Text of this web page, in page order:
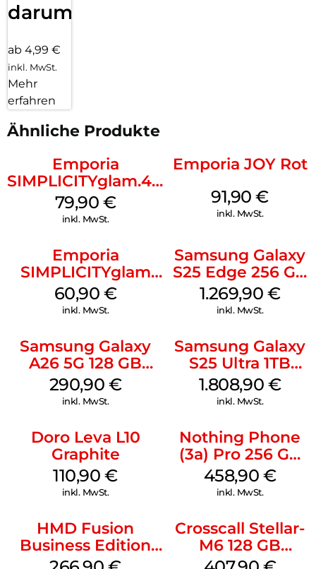
darum!
ab 4,99 €
inkl. MwSt.
Mehr
erfahren
Ähnliche Produkte
Emporia
SIMPLICITYglam.4G
Schwarz
79,90 €
inkl. MwSt.
Emporia JOY Rot
91,90€
inkl. MwSt.
Emporia
SIMPLICITYglam
Weiss
60,90 €
inkl. MwSt.
Samsung Galaxy
S25 Edge 256 GB
Titanium Silver
1.269,90 €
inkl. MwSt.
Samsung Galaxy
A26 5G 128 GB
White
290,90 €
inkl. MwSt.
Samsung Galaxy
S25 Ultra 1TB
Titanium Black
1.808,90 €
inkl. MwSt.
Doro Leva L10
Graphite
110,90€
inkl. MwSt.
Nothing Phone
(3a) Pro 256 GB
Grey
458,90 €
inkl. MwSt.
HMD Fusion
Business Edition
256 GB Grey
Crosscall Stellar-
M6 128 GB
Schwarz